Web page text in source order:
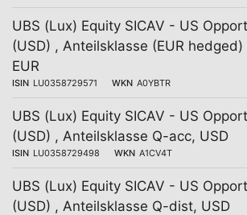
UBS (Lux) Equity SICAV - US
(USD) , Anteilsklasse (EUR
EUR
ISIN LU0358729571 WKN A0YBTR
UBS (Lux) Equity SICAV - US
(USD) , Anteilsklasse Q-acc, USD
ISIN LU0358729498 WKN A1CV4T
UBS (Lux) Equity SICAV - US
(USD) , Anteilsklasse Q-dist, USD